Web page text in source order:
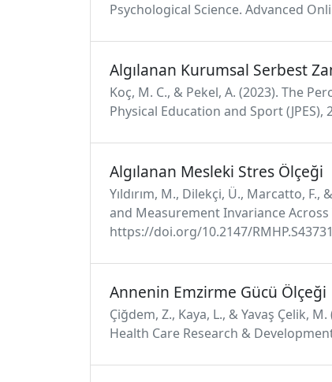
Psychological Science. Advanced
Algılanan Kurumsal Serbest
Koç, M. C., & Pekel, A. (2023). The
Physical Education and Sport (JPES),
Algılanan Mesleki Stres Ölçeği
Yıldırım, M., Dilekçi, Ü., Marcatto,
and Measurement Invariance
https://doi.org/10.2147/
Annenin Emzirme Gücü Ölçeği
Çiğdem, Z., Kaya, L., & Yavaş Çelik,
Health Care Research &